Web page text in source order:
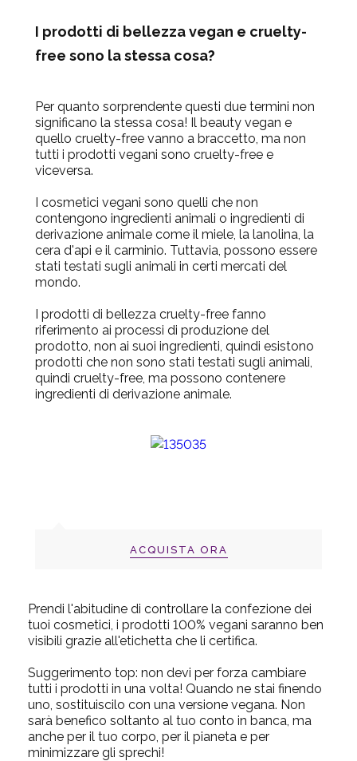
I prodotti di bellezza vegan e cruelty-
free sono la stessa cosa?
Per quanto sorprendente questi due termini non
significano la stessa cosa! Il beauty vegan e
quello cruelty-free vanno a braccetto, ma non
tutti i prodotti vegani sono cruelty-free e
viceversa.
I cosmetici vegani sono quelli che non
contengono ingredienti animali o ingredienti di
derivazione animale come il miele, la lanolina, la
cera d'api e il carminio. Tuttavia, possono essere
stati testati sugli animali in certi mercati del
mondo.
I prodotti di bellezza cruelty-free fanno
riferimento ai processi di produzione del
prodotto, non ai suoi ingredienti, quindi esistono
prodotti che non sono stati testati sugli animali,
quindi cruelty-free, ma possono contenere
ingredienti di derivazione animale.
ACQUISTA ORA
Prendi l'abitudine di controllare la confezione dei
tuoi cosmetici, i prodotti 100% vegani saranno ben
visibili grazie all'etichetta che li certifica.
Suggerimento top: non devi per forza cambiare
tutti i prodotti in una volta! Quando ne stai finendo
uno, sostituiscilo con una versione vegana. Non
sarà benefico soltanto al tuo conto in banca, ma
anche per il tuo corpo, per il pianeta e per
minimizzare gli sprechi!